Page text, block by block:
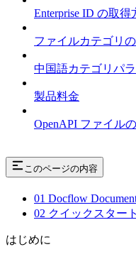
Enterprise ID の取得
ファイルカテゴリ
中国語カテゴリパ
製品料金
OpenAPI ファイル
このページの内容
01 Docflow
02 クイックスタート
はじめに